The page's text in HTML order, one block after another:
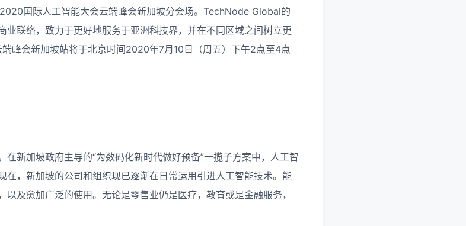
国际人工智能大会云端峰会新加坡分会场。TechNode Global的
业联络，致力于更好地服务于亚洲科技界，并在不同区域之间树立更
峰会新加坡站将于北京时间2020年7月10日（周五）下午2点至4点
新加坡政府主导的“为数码化新时代做好预备”一揽子方案中，人工智
在，新加坡的公司和组织现已逐渐在日常运用引进人工智能技术。能
及愈加广泛的使用。无论是零售业仍是医疗，教育或是金融服务，